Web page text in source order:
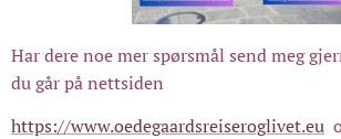
Har dere noe mer spørsmål send meg
du går på nettsiden
https://www.oedegaardsreiseroglivet.eu